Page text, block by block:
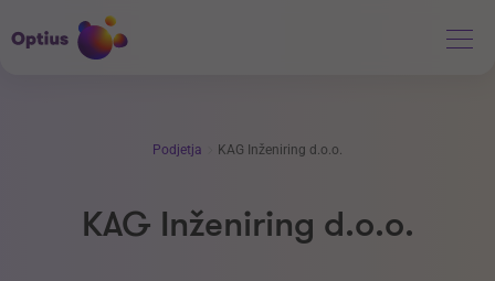
Podjetja KAG Inženiring d.o.o.
KAG Inženiring d.o.o.